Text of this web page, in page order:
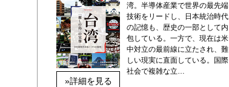
»詳細を見る
湾。半導体産業で世界の最先端
技術をリードし、日本統治時代
の記憶も、歴史の一部として内
包している。一方で、現在は米
中対立の最前線に立たされ、難
しい現実に直面している。国際
社会で複雑な立…